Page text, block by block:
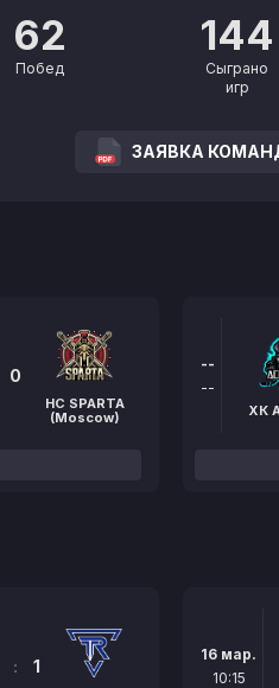
62
Побед
144
Сыграно
игр
ЗАЯВКА
0
HC SPARTA
(Moscow)
--
--
ХК
: 1
16 мар.
10:15